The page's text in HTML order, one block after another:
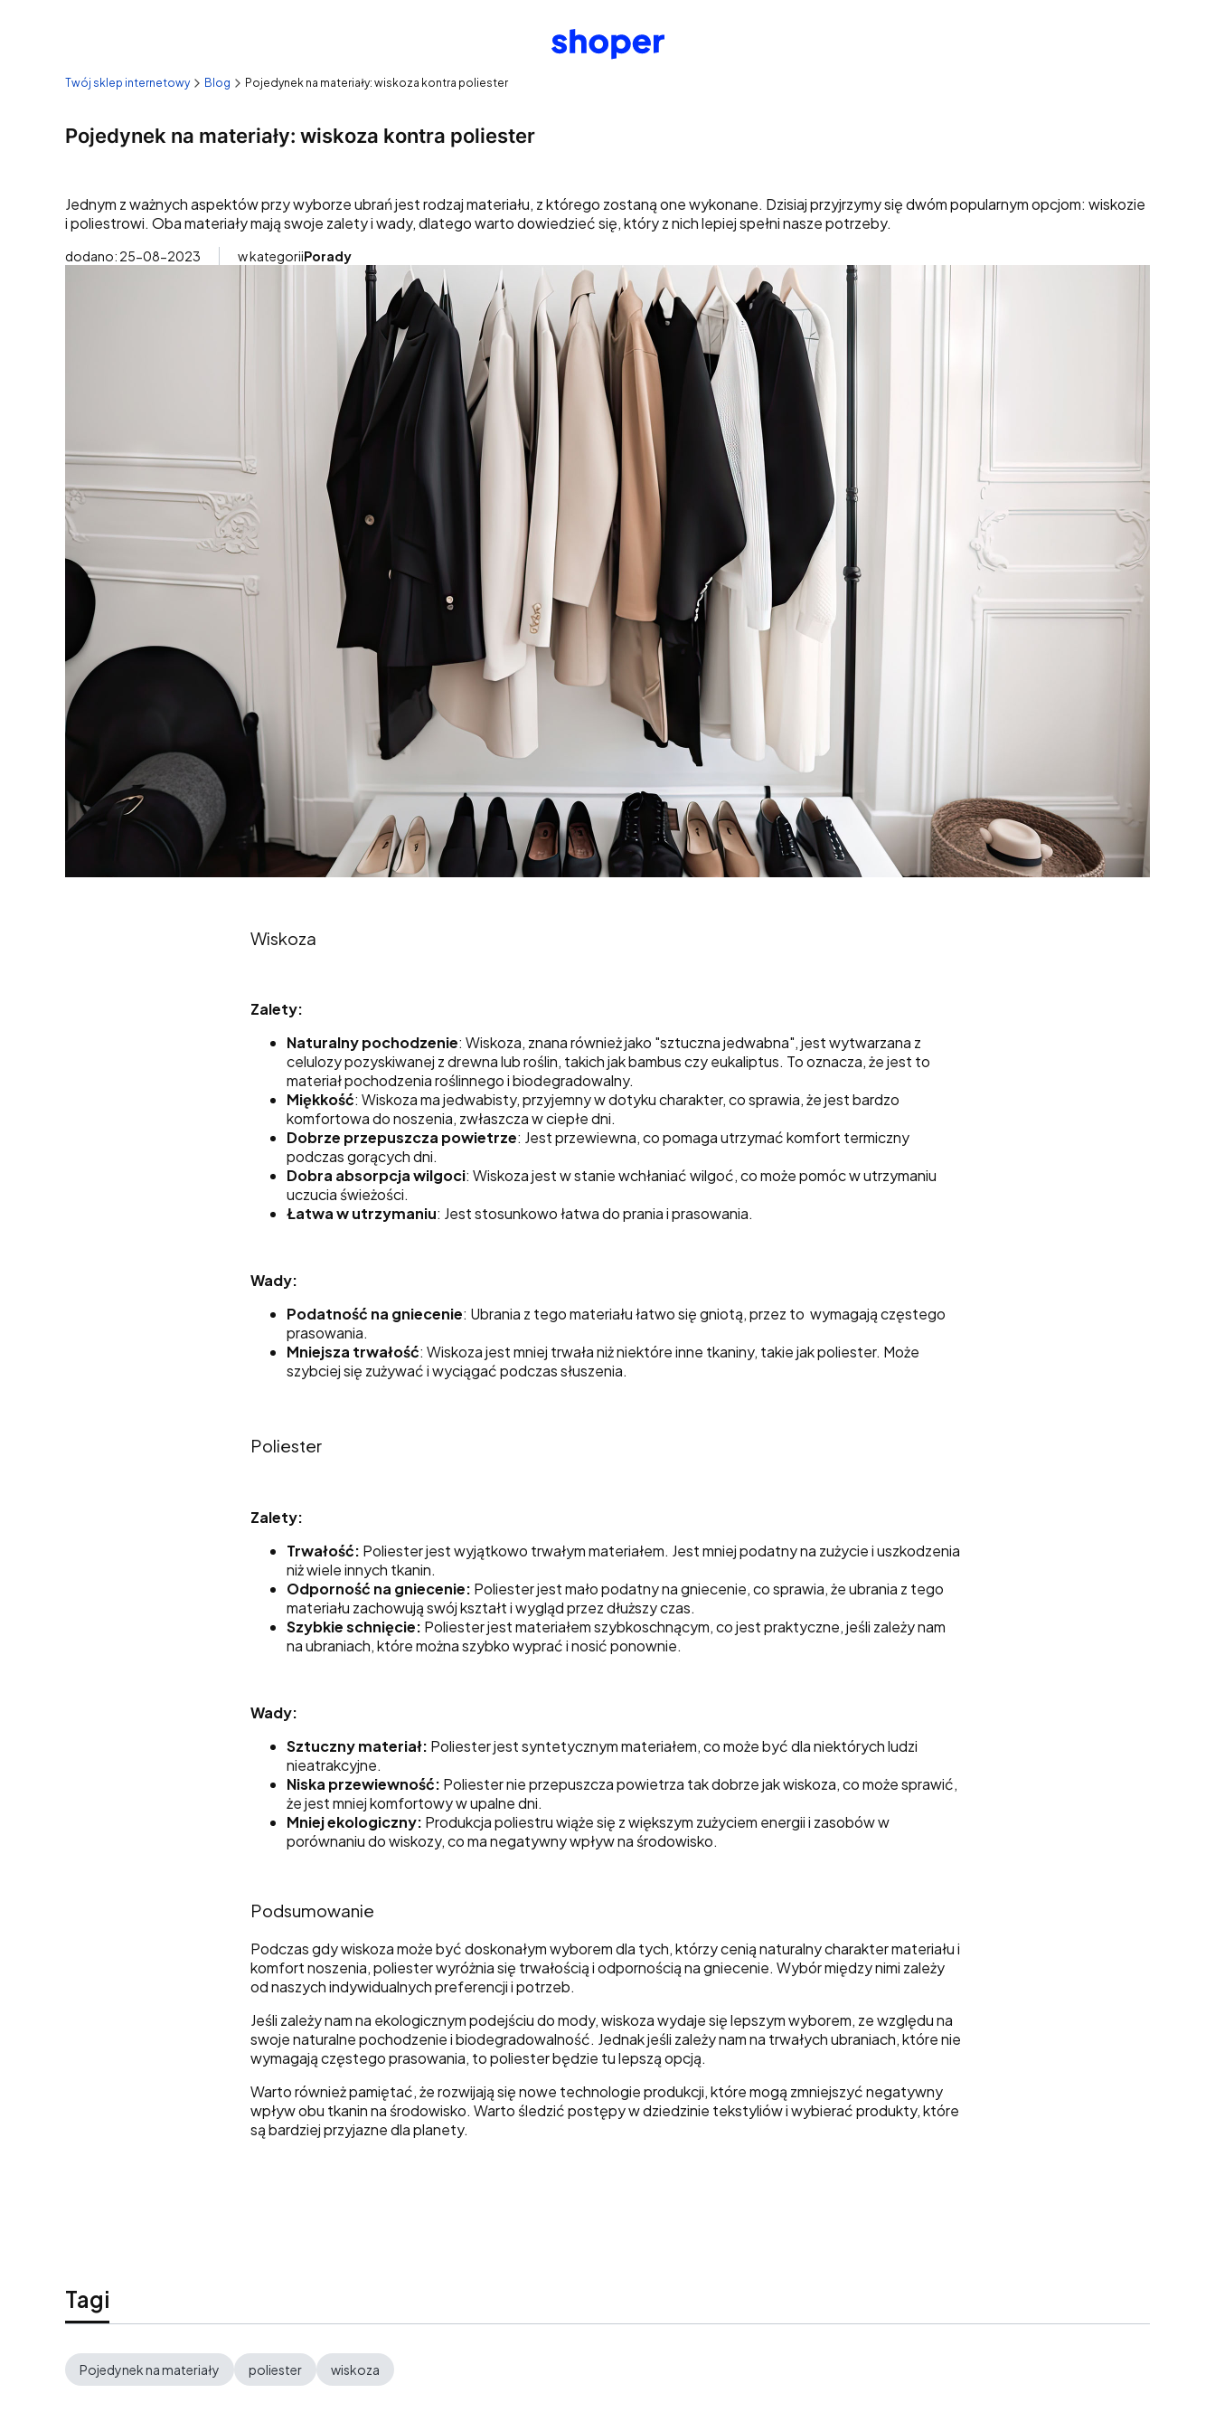
Twój sklep internetowy Blog Pojedynek na materiały: wiskoza kontra poliester
Pojedynek na materiały: wiskoza kontra poliester
Jednym z ważnych aspektów przy wyborze ubrań jest rodzaj materiału, z którego zostaną one wykonane. Dzisiaj przyjrzymy się dwóm popularnym opcjom: wiskozie
i poliestrowi. Oba materiały mają swoje zalety i wady, dlatego warto dowiedzieć się, który z nich lepiej spełni nasze potrzeby.
dodano: 25-08-2023 w kategoriiPorady
Wiskoza
Zalety:
Naturalny pochodzenie: Wiskoza, znana również jako "sztuczna jedwabna", jest wytwarzana z
celulozy pozyskiwanej z drewna lub roślin, takich jak bambus czy eukaliptus. To oznacza, że jest to
materiał pochodzenia roślinnego i biodegradowalny.
Miękkość: Wiskoza ma jedwabisty, przyjemny w dotyku charakter, co sprawia, że jest bardzo
komfortowa do noszenia, zwłaszcza w ciepłe dni.
Dobrze przepuszcza powietrze: Jest przewiewna, co pomaga utrzymać komfort termiczny
podczas gorących dni.
Dobra absorpcja wilgoci: Wiskoza jest w stanie wchłaniać wilgoć, co może pomóc w utrzymaniu
uczucia świeżości.
Łatwa w utrzymaniu: Jest stosunkowo łatwa do prania i prasowania.
Wady:
Podatność na gniecenie: Ubrania z tego materiału łatwo się gniotą, przez to wymagają częstego
prasowania.
Mniejsza trwałość: Wiskoza jest mniej trwała niż niektóre inne tkaniny, takie jak poliester. Może
szybciej się zużywać i wyciągać podczas słuszenia.
Poliester
Zalety:
Trwałość: Poliester jest wyjątkowo trwałym materiałem. Jest mniej podatny na zużycie i uszkodzenia
niż wiele innych tkanin.
Odporność na gniecenie: Poliester jest mało podatny na gniecenie, co sprawia, że ubrania z tego
materiału zachowują swój kształt i wygląd przez dłuższy czas.
Szybkie schnięcie: Poliester jest materiałem szybkoschnącym, co jest praktyczne, jeśli zależy nam
na ubraniach, które można szybko wyprać i nosić ponownie.
Wady:
Sztuczny materiał: Poliester jest syntetycznym materiałem, co może być dla niektórych ludzi
nieatrakcyjne.
Niska przewiewność: Poliester nie przepuszcza powietrza tak dobrze jak wiskoza, co może sprawić,
że jest mniej komfortowy w upalne dni.
Mniej ekologiczny: Produkcja poliestru wiąże się z większym zużyciem energii i zasobów w
porównaniu do wiskozy, co ma negatywny wpływ na środowisko.
Podsumowanie
Podczas gdy wiskoza może być doskonałym wyborem dla tych, którzy cenią naturalny charakter materiału i
komfort noszenia, poliester wyróżnia się trwałością i odpornością na gniecenie. Wybór między nimi zależy
od naszych indywidualnych preferencji i potrzeb.
Jeśli zależy nam na ekologicznym podejściu do mody, wiskoza wydaje się lepszym wyborem, ze względu na
swoje naturalne pochodzenie i biodegradowalność. Jednak jeśli zależy nam na trwałych ubraniach, które nie
wymagają częstego prasowania, to poliester będzie tu lepszą opcją.
Warto również pamiętać, że rozwijają się nowe technologie produkcji, które mogą zmniejszyć negatywny
wpływ obu tkanin na środowisko. Warto śledzić postępy w dziedzinie tekstyliów i wybierać produkty, które
są bardziej przyjazne dla planety.
Tagi
Pojedynek na materiały poliester wiskoza